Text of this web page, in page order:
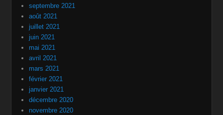
septembre 2021
août 2021
juillet 2021
juin 2021
mai 2021
avril 2021
mars 2021
février 2021
janvier 2021
décembre 2020
novembre 2020